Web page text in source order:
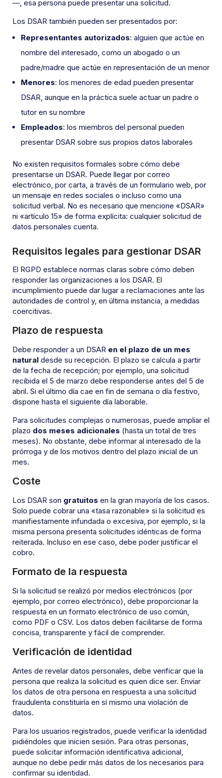
—, esa persona puede presentar una solicitud.
Los DSAR también pueden ser presentados por:
Representantes autorizados: alguien que actúe en
nombre del interesado, como un abogado o un
padre/madre que actúe en representación de un menor
Menores: los menores de edad pueden presentar
DSAR, aunque en la práctica suele actuar un padre o
tutor en su nombre
Empleados: los miembros del personal pueden
presentar DSAR sobre sus propios datos laborales
No existen requisitos formales sobre cómo debe
presentarse un DSAR. Puede llegar por correo
electrónico, por carta, a través de un formulario web, por
un mensaje en redes sociales o incluso como una
solicitud verbal. No es necesario que mencione «DSAR»
ni «artículo 15» de forma explícita: cualquier solicitud de
datos personales cuenta.
Requisitos legales para gestionar DSAR
El RGPD establece normas claras sobre cómo deben
responder las organizaciones a los DSAR. El
incumplimiento puede dar lugar a reclamaciones ante las
autoridades de control y, en última instancia, a medidas
coercitivas.
Plazo de respuesta
Debe responder a un DSAR en el plazo de un mes
natural desde su recepción. El plazo se calcula a partir
de la fecha de recepción; por ejemplo, una solicitud
recibida el 5 de marzo debe responderse antes del 5 de
abril. Si el último día cae en fin de semana o día festivo,
dispone hasta el siguiente día laborable.
Para solicitudes complejas o numerosas, puede ampliar el
plazo dos meses adicionales (hasta un total de tres
meses). No obstante, debe informar al interesado de la
prórroga y de los motivos dentro del plazo inicial de un
mes.
Coste
Los DSAR son gratuitos en la gran mayoría de los casos.
Solo puede cobrar una «tasa razonable» si la solicitud es
manifiestamente infundada o excesiva, por ejemplo, si la
misma persona presenta solicitudes idénticas de forma
reiterada. Incluso en ese caso, debe poder justificar el
cobro.
Formato de la respuesta
Si la solicitud se realizó por medios electrónicos (por
ejemplo, por correo electrónico), debe proporcionar la
respuesta en un formato electrónico de uso común,
como PDF o CSV. Los datos deben facilitarse de forma
concisa, transparente y fácil de comprender.
Verificación de identidad
Antes de revelar datos personales, debe verificar que la
persona que realiza la solicitud es quien dice ser. Enviar
los datos de otra persona en respuesta a una solicitud
fraudulenta constituiría en sí mismo una violación de
datos.
Para los usuarios registrados, puede verificar la identidad
pidiéndoles que inicien sesión. Para otras personas,
puede solicitar información identificativa adicional,
aunque no debe pedir más datos de los necesarios para
confirmar su identidad.